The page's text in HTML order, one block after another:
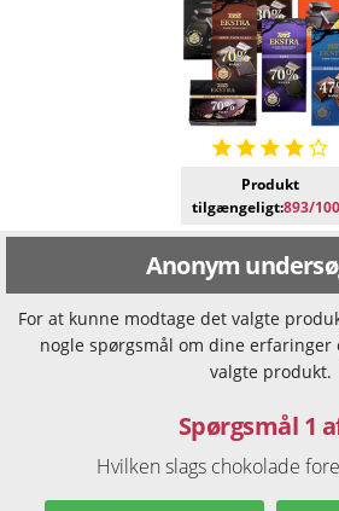
Produkt
tilgængeligt:893/
Anonym
For at kunne modtage det valgte
nogle spørgsmål om dine erfaringer
valgte produkt.
Spørgsmål 1
Hvilken slags chokolade